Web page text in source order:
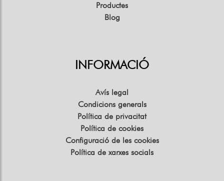
Productes
Blog
INFORMACIÓ
Avís legal
Condicions generals
Política de privacitat
Política de cookies
Configuració de les cookies
Política de xarxes socials